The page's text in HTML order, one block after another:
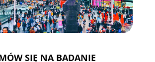
SIĘ NA BADANIE